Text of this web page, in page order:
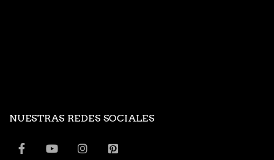
NUESTRAS REDES SOCIALES